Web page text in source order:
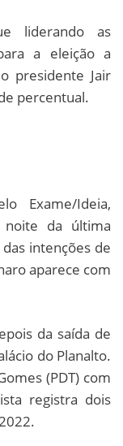
liderando as
a eleição a
presidente Jair
percentual.
Exame/Ideia,
noite da última
intenções de
aparece com
da saída de
do Planalto.
(PDT) com
registra dois